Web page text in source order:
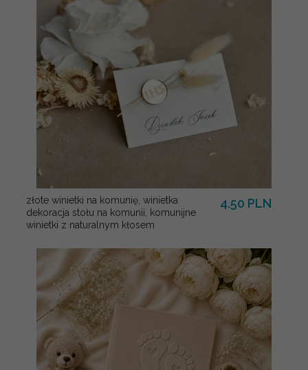
złote winietki na komunię, winietka
dekoracja stołu na komunii, komunijne
winietki z naturalnym kłosem
4.50 PLN